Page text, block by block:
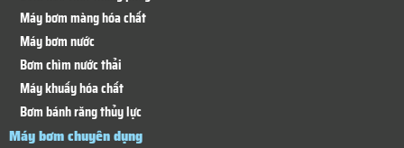
Máy bơm màng hóa chất
Máy bơm nước
Bơm chìm nước thải
Máy khuấy hóa chất
Bơm bánh răng thủy lực
Máy bơm chuyên dụng